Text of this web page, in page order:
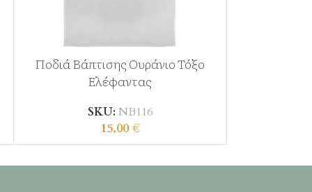
Ποδιά Βάπτισης Ουράνιο Τόξο
Ελέφαντας
SKU: ΝΒ116
15,00€